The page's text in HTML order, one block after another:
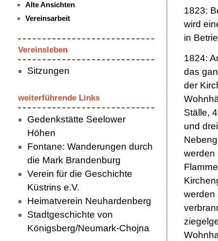
Alte Ansichten
Vereinsarbeit
Vereinsleben
Sitzungen
weiterführende Links
Gedenkstätte Seelower
Höhen
Fontane: Wanderungen durch
die Mark Brandenburg
Verein für die Geschichte
Küstrins e.V.
Heimatverein Neuhardenberg
Stadtgeschichte von
Königsberg/Neumark-Chojna
1823:
wird
in
1824:
das
der
Ställe,
und drei
werden
werden